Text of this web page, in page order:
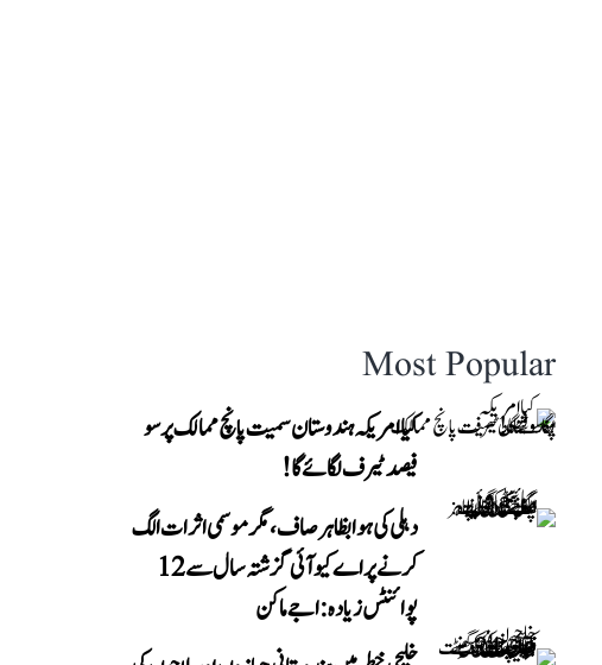
Most Popular
کیا امریکہ ہندوستان سمیت پانچ ممالک پر سو
فیصد ٹیرف لگائے گا!
دہلی کی ہوا بظاہر صاف، مگر موسمی اثرات الگ
کرنے پر اے کیو آئی گزشتہ سال سے 12
پوائنٹس زیادہ: اجے ماکن